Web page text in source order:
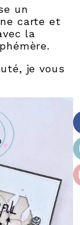
un
carte et
la
je vous